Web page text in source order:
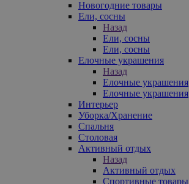
Новогодние товары
Ели, сосны
Назад
Ели, сосны
Ели, сосны
Елочные украшения
Назад
Елочные украшения
Елочные украшения
Интерьер
Уборка/Хранение
Спальня
Столовая
Активный отдых
Назад
Активный отдых
Спортивные товары